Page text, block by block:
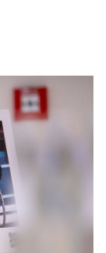
Landtag